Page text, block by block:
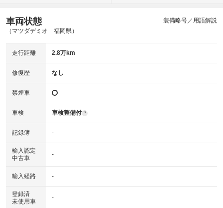
車両状態
（マツダデミオ 福岡県）
装備略号／用語解説
走行距離 2.8万km
修復歴 なし
禁煙車
車検 車検整備付 ?
記録簿 -
輸入認定
中古車
-
輸入経路 -
登録済
未使用車
-